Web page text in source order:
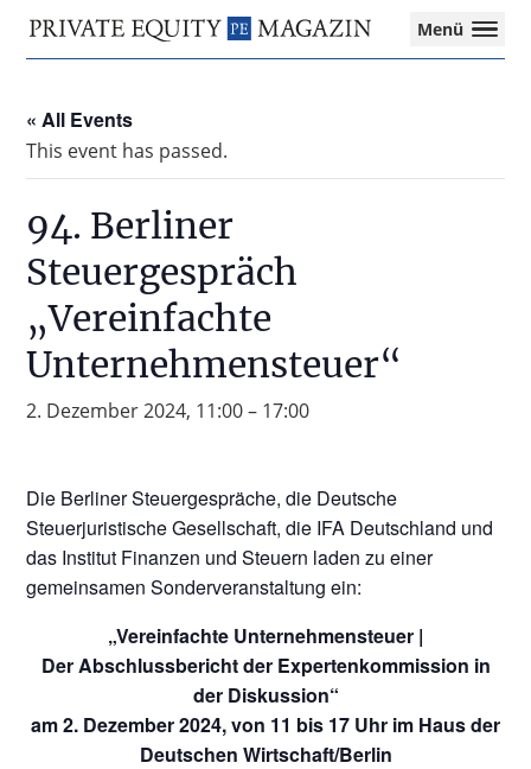
springen
springen
Private
Equity
Das
für
die
Private
Equity-
Branche
–
Investment
Funds
M&A
I
Menü
« All Events
This event has passed.
94. Berliner
Steuergespräch
„Vereinfachte
Unternehmensteuer“
2. Dezember 2024, 11:00– 17:00
Die Berliner Steuergespräche, die Deutsche
Steuerjuristische Gesellschaft, die IFA Deutschland und
das Institut Finanzen und Steuern laden zu einer
gemeinsamen Sonderveranstaltung ein:
„Vereinfachte Unternehmensteuer |
Der Abschlussbericht der Expertenkommission in
der Diskussion“
am 2. Dezember 2024, von 11 bis 17 Uhr im Haus der
Deutschen Wirtschaft/Berlin